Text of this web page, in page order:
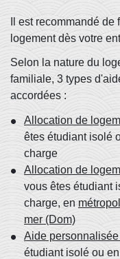
Il est recommandé
logement dès votre
Selon la nature du
familiale, 3 types
accordées :
Allocation de
êtes étudiant isolé
charge
Allocation de
vous êtes étudiant
charge, en
mer (Dom)
Aide
étudiant isolé ou